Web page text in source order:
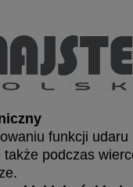
funkcji udaru
także podczas